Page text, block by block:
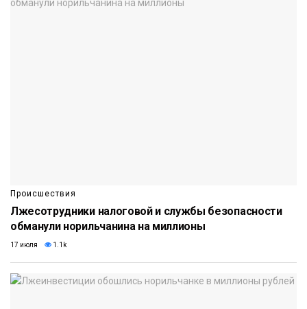
Происшествия
Лжесотрудники налоговой и службы безопасности
обманули норильчанина на миллионы
17 июля 1.1k